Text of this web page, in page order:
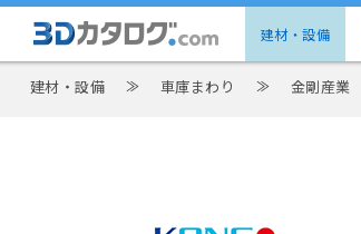
建材・設備
建材・設備 ≫ 車庫まわり ≫ 金剛産業